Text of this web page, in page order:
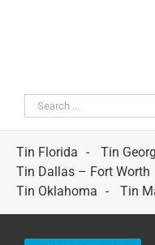
Search
for:
Tin Florida
Tin
Tin Dallas – Fort Worth
Tin Oklahoma
Tin